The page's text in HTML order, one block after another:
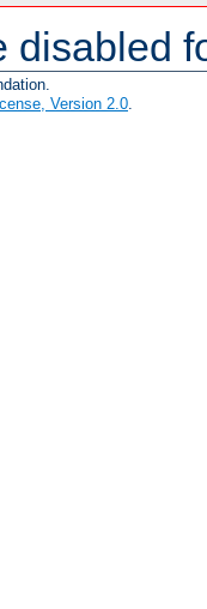
disabled
Version 2.0.